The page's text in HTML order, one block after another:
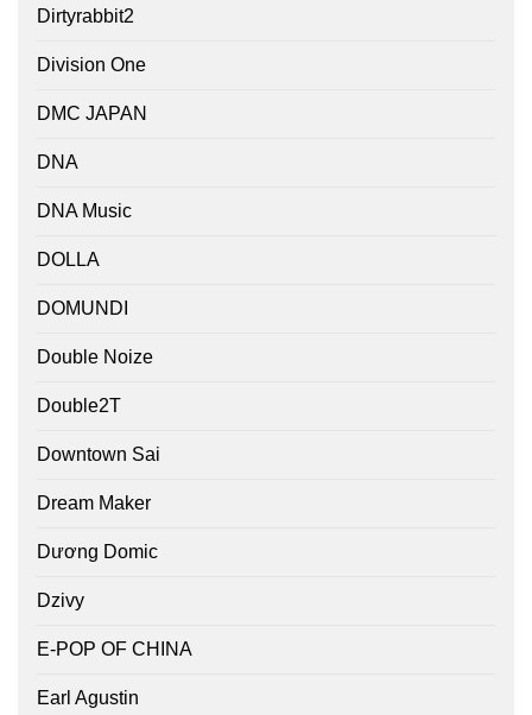
Dirtyrabbit2
Division One
DMC JAPAN
DNA
DNA Music
DOLLA
DOMUNDI
Double Noize
Double2T
Downtown Sai
Dream Maker
Dương Domic
Dzivy
E-POP OF CHINA
Earl Agustin